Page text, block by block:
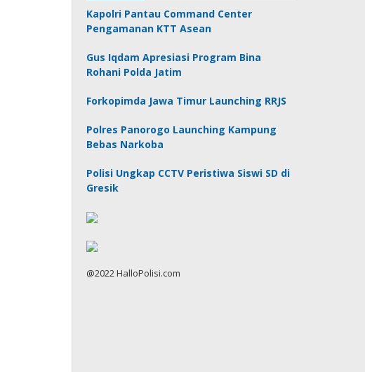
Kapolri Pantau Command Center
Pengamanan KTT Asean
Gus Iqdam Apresiasi Program Bina
Rohani Polda Jatim
Forkopimda Jawa Timur Launching RRJS
Polres Panorogo Launching Kampung
Bebas Narkoba
Polisi Ungkap CCTV Peristiwa Siswi SD di
Gresik
@2022 HalloPolisi.com